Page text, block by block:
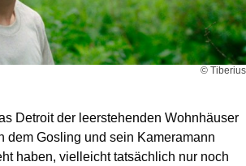
© Tiberius
Detroit der leerstehenden Wohnhäuser
dem Gosling und sein Kameramann
haben, vielleicht tatsächlich nur noch